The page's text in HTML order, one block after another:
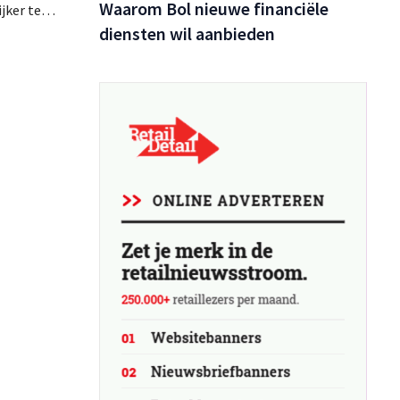
te
Waarom Bol nieuwe financiële
diensten wil aanbieden